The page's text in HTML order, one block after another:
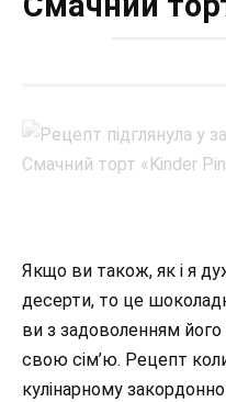
Якщо ви також, як і я
десерти, то це
ви з задоволенням його
свою сім’ю. Рецепт
кулінарному